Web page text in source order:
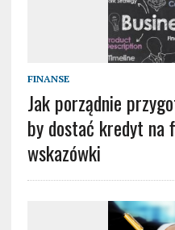
FINANSE
Jak porządnie
by dostać kredyt na
wskazówki